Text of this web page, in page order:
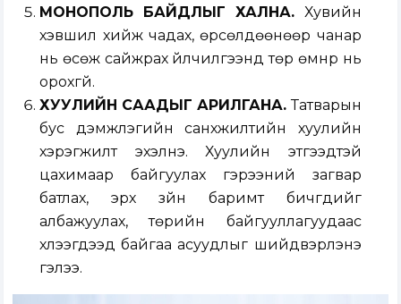
МОНОПОЛЬ БАЙДЛЫГ ХАЛНА. Хувийн
хэвшил хийж чадах, өрсөлдөөнөөр чанар
нь өсөж сайжрах үйлчилгээнд төр өмнүүр нь
орохгүй.
ХУУЛИЙН СААДЫГ АРИЛГАНА. Татварын
бус дэмжлэгийн санхүүжилтийн хуулийн
хэрэгжилт эхэлнэ. Хуулийн этгээдтэй
цахимаар байгуулах гэрээний загвар
батлах, эрх зүйн баримт бичгүүдийг
албажуулах, төрийн байгууллагуудаас
хүлээгдээд байгаа асуудлыг шийдвэрлэнэ
гэлээ.